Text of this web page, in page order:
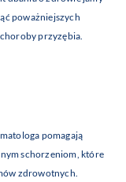
poważniejszych
przyzębia.
pomagają
schorzeniom, które
zdrowotnych.